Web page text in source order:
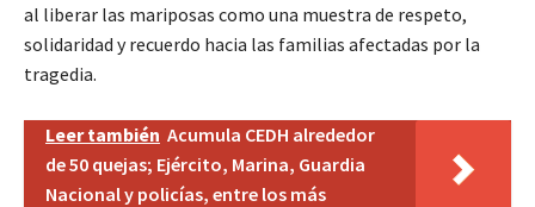
al liberar las mariposas como una muestra de respeto,
solidaridad y recuerdo hacia las familias afectadas por la
tragedia.
Leer también Acumula CEDH alrededor
de 50 quejas; Ejército, Marina, Guardia
Nacional y policías, entre los más